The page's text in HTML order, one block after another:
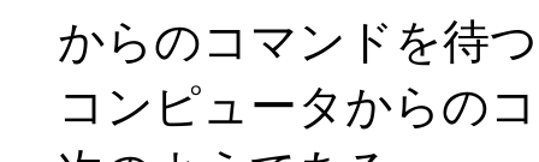
からのコマンドを待
コンピュータからの